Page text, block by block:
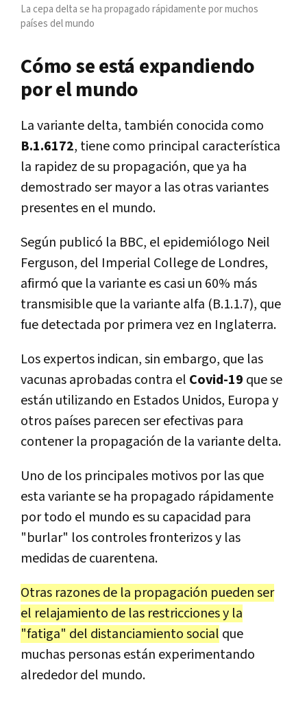
La cepa delta se ha propagado rápidamente por muchos
países del mundo
Cómo se está expandiendo
por el mundo
La variante delta, también conocida como
B.1.6172, tiene como principal característica
la rapidez de su propagación, que ya ha
demostrado ser mayor a las otras variantes
presentes en el mundo.
Según publicó la BBC, el epidemiólogo Neil
Ferguson, del Imperial College de Londres,
afirmó que la variante es casi un 60% más
transmisible que la variante alfa (B.1.1.7), que
fue detectada por primera vez en Inglaterra.
Los expertos indican, sin embargo, que las
vacunas aprobadas contra el Covid-19 que se
están utilizando en Estados Unidos, Europa y
otros países parecen ser efectivas para
contener la propagación de la variante delta.
Uno de los principales motivos por las que
esta variante se ha propagado rápidamente
por todo el mundo es su capacidad para
"burlar" los controles fronterizos y las
medidas de cuarentena.
Otras razones de la propagación pueden ser
el relajamiento de las restricciones y la
"fatiga" del distanciamiento social que
muchas personas están experimentando
alrededor del mundo.